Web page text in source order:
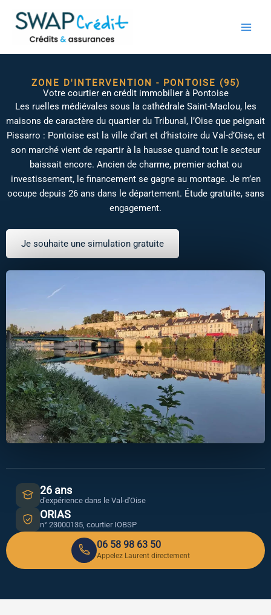
contenu
ZONE D'INTERVENTION - PONTOISE (95)
Votre courtier en crédit immobilier à Pontoise
Les ruelles médiévales sous la cathédrale Saint-Maclou, les
maisons de caractère du quartier du Tribunal, l’Oise que peignait
Pissarro : Pontoise est la ville d’art et d’histoire du Val-d’Oise, et
son marché vient de repartir à la hausse quand tout le secteur
baissait encore. Ancien de charme, premier achat ou
investissement, le financement se gagne au montage. Je m’en
occupe depuis 26 ans dans le département. Étude gratuite, sans
engagement.
Je souhaite une simulation gratuite
26 ans
d'expérience dans le Val-d'Oise
ORIAS
n° 23000135, courtier IOBSP
06 58 98 63 50
Appelez Laurent directement